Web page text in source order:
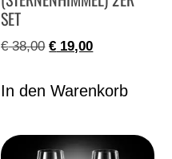
SET
€38,00 € 19,00
In den Warenkorb